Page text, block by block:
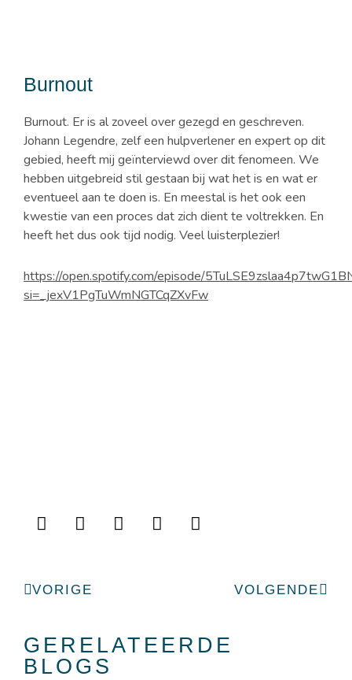
Burnout
Burnout. Er is al zoveel over gezegd en geschreven.
Johann Legendre, zelf een hulpverlener en expert op dit
gebied, heeft mij geïnterviewd over dit fenomeen. We
hebben uitgebreid stil gestaan bij wat het is en wat er
eventueel aan te doen is. En meestal is het ook een
kwestie van een proces dat zich dient te voltrekken. En
heeft het dus ook tijd nodig. Veel luisterplezier!
https://open.spotify.com/episode/
si=_jexV1PgTuWmNGTCqZXvFw
VORIGE VOLGENDE
GERELATEERDE
BLOGS